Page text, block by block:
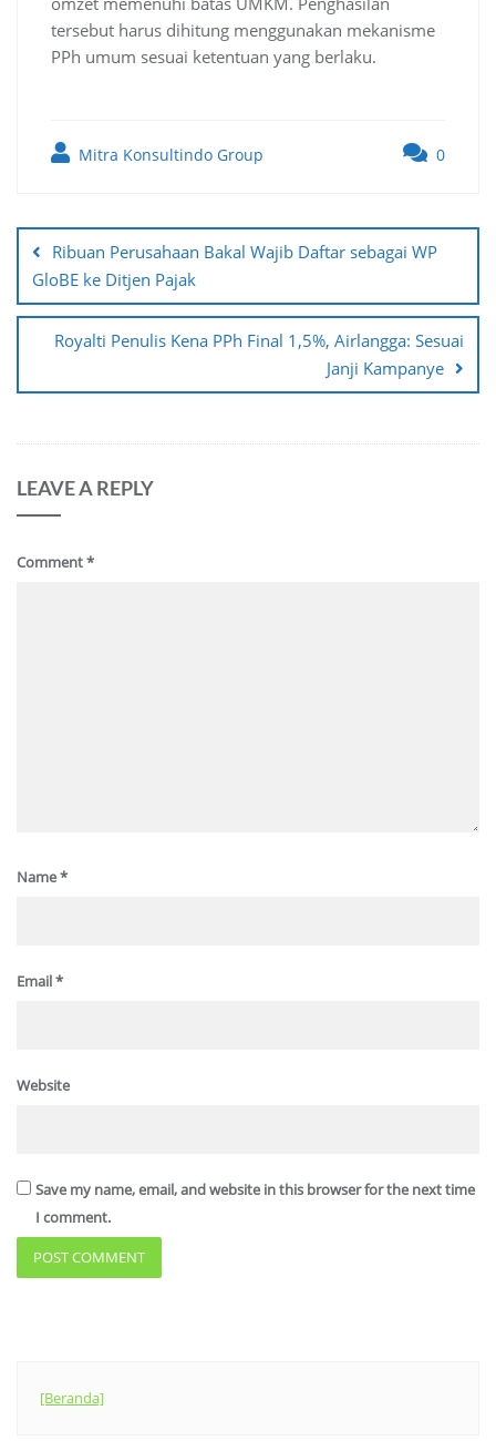
tersebut harus dihitung menggunakan mekanisme
PPh umum sesuai ketentuan yang berlaku.
Mitra Konsultindo Group 0
navigation
Ribuan Perusahaan Bakal Wajib Daftar sebagai WP
GloBE ke Ditjen Pajak
Royalti Penulis Kena PPh Final 1,5%, Airlangga: Sesuai
Janji Kampanye
LEAVE A REPLY
Comment*
Name*
Email*
Website
Save my name, email, and website in this browser for the next time
I comment.
[Beranda]